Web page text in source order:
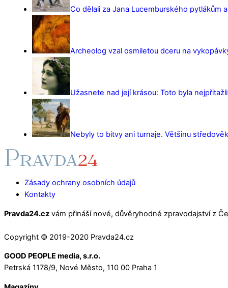
Co dělali za Jana Lucemburského pytlákům
Archeolog vzal osmiletou dceru na
Užasnete nad její krásou: Toto byla
Nebyly to bitvy ani turnaje. Většinu
Zásady ochrany osobních údajů
Kontakty
Pravda24.cz vám přináší nové, důvěryhodné zpravodajství z
Copyright © 2019-2020 Pravda24.cz
GOOD PEOPLE media, s.r.o.
Petrská 1178/9, Nové Město, 110 00 Praha 1